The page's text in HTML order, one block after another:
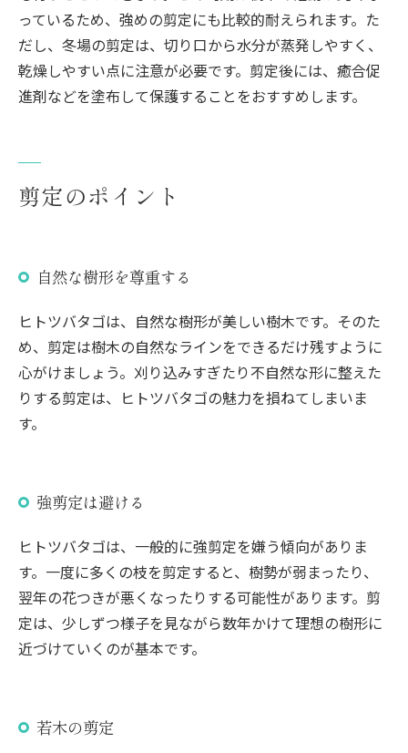
っているため、強めの剪定にも比較的耐えられます。た
だし、冬場の剪定は、切り口から水分が蒸発しやすく、
乾燥しやすい点に注意が必要です。剪定後には、癒合促
進剤などを塗布して保護することをおすすめします。
剪定のポイント
自然な樹形を尊重する
ヒトツバタゴは、自然な樹形が美しい樹木です。そのた
め、剪定は樹木の自然なラインをできるだけ残すように
心がけましょう。刈り込みすぎたり不自然な形に整えた
りする剪定は、ヒトツバタゴの魅力を損ねてしまいま
す。
強剪定は避ける
ヒトツバタゴは、一般的に強剪定を嫌う傾向がありま
す。一度に多くの枝を剪定すると、樹勢が弱まったり、
翌年の花つきが悪くなったりする可能性があります。剪
定は、少しずつ様子を見ながら数年かけて理想の樹形に
近づけていくのが基本です。
若木の剪定